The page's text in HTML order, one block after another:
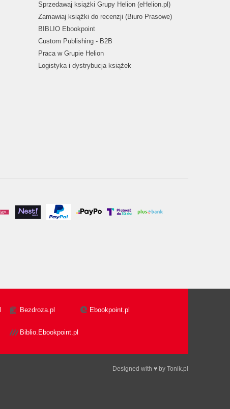
Sprzedawaj książki Grupy Helion (eHelion.pl)
Zamawiaj książki do recenzji (Biuro Prasowe)
BIBLIO Ebookpoint
Custom Publishing - B2B
Praca w Grupie Helion
Logistyka i dystrybucja książek
Bezdroza.pl Ebookpoint.pl
Biblio.Ebookpoint.pl
Designed with ♥ by Tonik.pl